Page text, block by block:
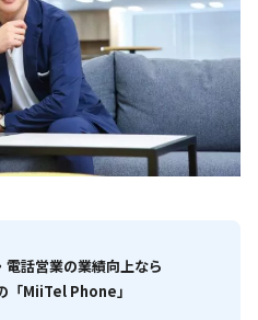
話営業の業績向上なら
「MiiTel Phone」